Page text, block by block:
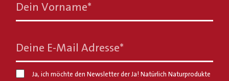
Dein Vorname*
Deine E-Mail Adresse*
Ja, ich möchte den Newsletter der Ja! Natürlich Naturprodukte